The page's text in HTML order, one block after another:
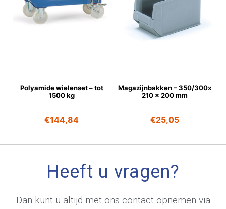
Polyamide wielenset – tot
1500 kg
€144,84
Magazijnbakken – 350/300x
210 x 200 mm
€25,05
Heeft u vragen?
Dan kunt u altijd met ons contact opnemen via